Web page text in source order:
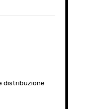
distribuzione